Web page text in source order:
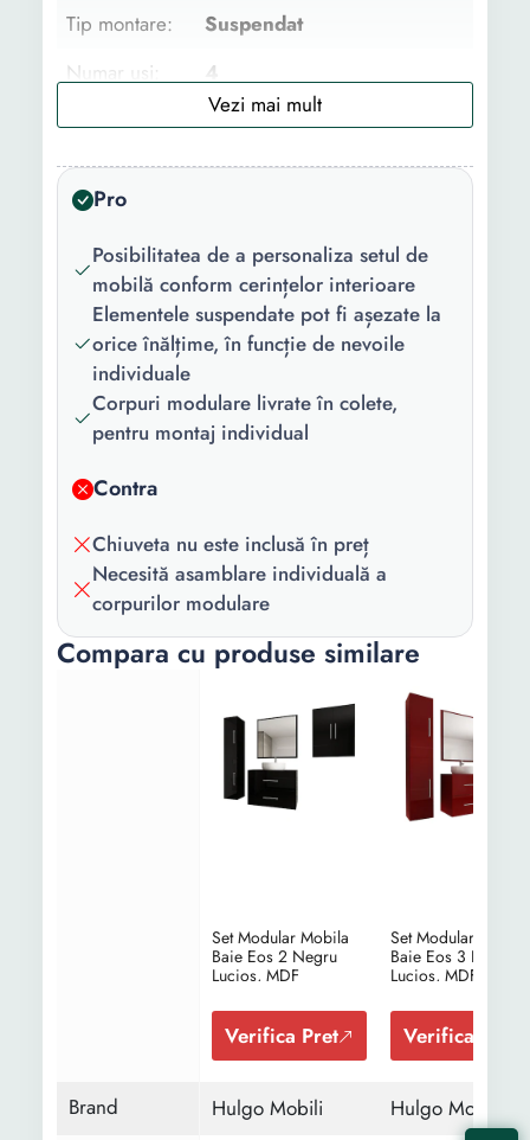
Tip montare:
Suspendat
Numar usi:
4
Numar rafturi:
12
Numar sertare: 2
Material:
Caracteristici
cheie:
Modular
Finisaj:
Lucios
Culoare:
Negru
Asamblare:
Neasamblat
Continut
Potrivit pentru
bai mici:
Da
Inaltime:
160 cm 60 cm 80 cm
30 cm 80 cm 60 cm
30 cm 45 cm 15 cm
0.18 mm
Pro
Posibilitatea de a personaliza setul de
mobilă conform cerințelor interioare
Elementele suspendate pot fi așezate la
orice înălțime, în funcție de nevoile
individuale
Corpuri modulare livrate în colete,
pentru montaj individual
Contra
Chiuveta nu este inclusă în preț
Necesită asamblare individuală a
corpurilor modulare
Compara cu produse similare
Set Modular Mobila
Baie Eos 2 Negru
Lucios, MDF
Verifica Pret
Set Modular Mobila
Baie Eos 3 Bordo
Lucios, MDF Lucios
Verifica Pret
Brand Hulgo Mobili Hulgo Mobili